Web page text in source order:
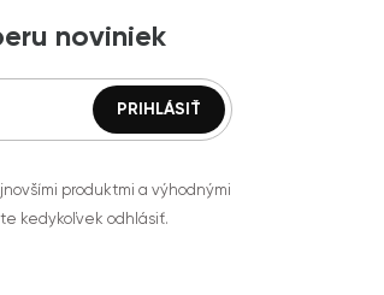
noviniek
produktmi a výhodnými
kedykoľvek odhlásiť.